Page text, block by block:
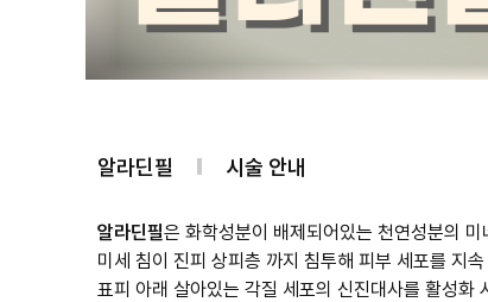
알라딘필 시술 안내
알라딘필은 화학성분이 배제되어있는 천연성분의
미세 침이 진피 상피층 까지 침투해 피부 세포를 지
표피 아래 살아있는 각질 세포의 신진대사를 활성화